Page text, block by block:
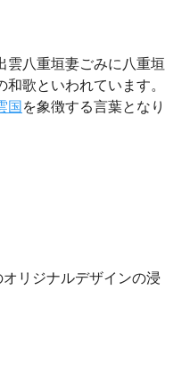
雲八重垣妻ごみに八重垣
歌といわれています。
国 を象徴する言葉となり
リジナルデザインの浸